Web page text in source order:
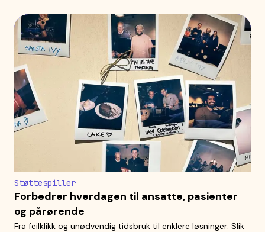
Støttespiller
Forbedrer hverdagen til ansatte, pasienter
og pårørende
Fra feilklikk og unødvendig tidsbruk til enklere løsninger: Slik